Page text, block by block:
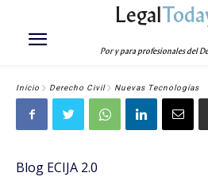
Legal
Por y para profesionales del
Inicio Derecho Civil Nuevas Tecnologías
Blog ECIJA 2.0